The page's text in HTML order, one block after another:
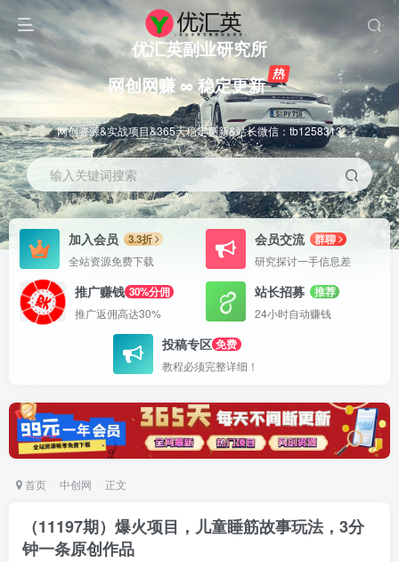
优汇英副业研究所
网创网赚 ∞ 稳定更新
网创资源&实战项目&365天稳定更新&站长微信：tb1258313
输入关键词搜索
加入会员
3.3折
全站资源免费下载
会员交流
群聊
研究探讨一手信息差
推广赚钱 30%分佣
推广返佣高达30%
站长招募
推荐
24小时自动赚钱
投稿专区 免费
教程必须完整详细！
首页 中创网 正文
（11197期）爆火项目，儿童睡筋故事玩法，3分
钟一条原创作品